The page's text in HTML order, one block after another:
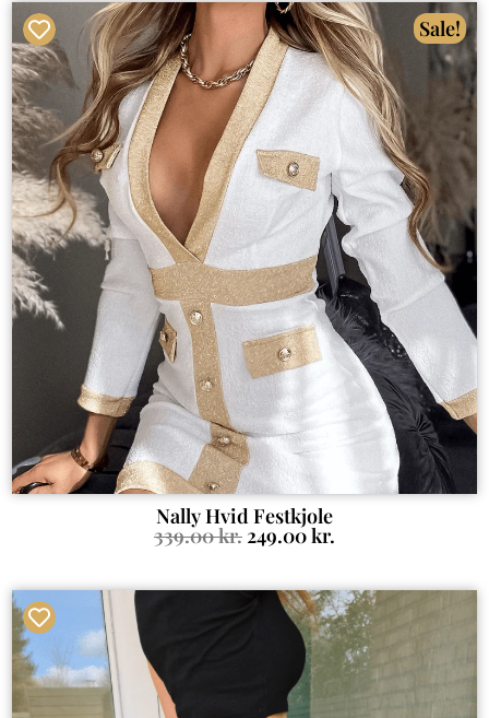
Sale!
Nally Hvid Festkjole
339.00kr. 249.00kr.